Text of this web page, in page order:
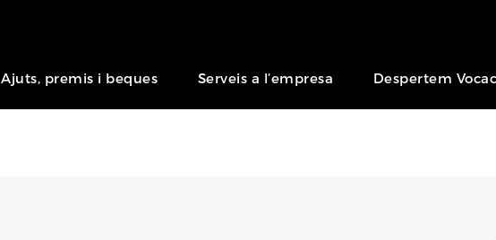
Ajuts, premis i beques Serveis a l’empresa Despertem